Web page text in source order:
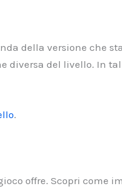
della versione che
diversa del livello. In
.
offre. Scopri come